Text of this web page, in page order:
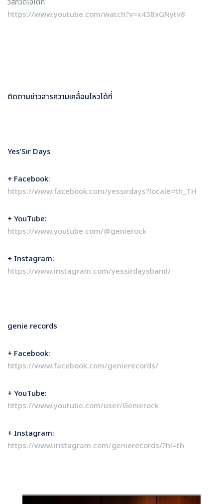
วสิกวิดีโอได้ที่
https://www.youtube.com/watch?v=x438xGNytv8
ติดตามข่าวสารความเคลื่อนไหวได้ที่
Yes’Sir Days
+ Facebook:
https://www.facebook.com/yessirdays?locale=th_TH
+ YouTube:
https://www.youtube.com/@genierock
+ Instagram:
https://www.instagram.com/yessirdaysband/
genie records
+ Facebook:
https://www.facebook.com/genierecords/
+ YouTube:
https://www.youtube.com/user/Genierock
+ Instagram:
https://www.instagram.com/genierecords/?hl=th